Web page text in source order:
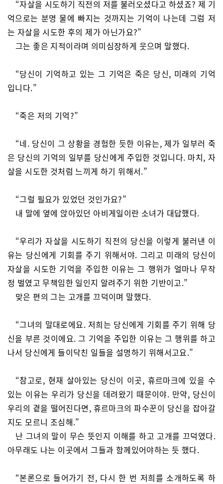
“자살을 시도하기 직전의 저를 불러오셨다고 하셨죠? 제 기
억으로는 분명 물에 빠지는 것까지는 기억이 나는데 그럼 저
는 자살을 시도한 후의 제가 아닌가요?”
그는 좋은 지적이라며 의미심장하게 웃으며 말했다.
“당신이 기억하고 있는 그 기억은 죽은 당신, 미래의 기억
입니다.”
“죽은 저의 기억?”
“네. 당신이 그 상황을 경험한 듯한 이유는, 제가 일부러 죽
은 당신의 기억의 일부를 당신에게 주입한 것입니다. 마치, 자
살을 시도한 것처럼 느끼게 하기 위해서.”
“그럴 필요가 있었던 것인가요?”
내 말에 옆에 앉아있던 아비게일이란 소녀가 대답했다.
“우리가 자살을 시도하기 직전의 당신을 이렇게 불러낸 이
유는 당신에게 기회를 주기 위해서야. 그리고 미래의 당신이
자살을 시도한 기억을 주입한 이유는 그 행위가 얼마나 무작
정 벌였고 무책임한 일인지 알려주기 위한 기반이고.”
맞은 편의 그는 고개를 끄덕이며 말했다.
“그녀의 말대로에요. 저희는 당신에게 기회를 주기 위해 당
신을 부른 것이에요. 그 기억을 주입한 이유는 그 행위를 하고
나서 당신에게 들이닥친 일들을 설명하기 위해서고요.”
“참고로, 현재 살아있는 당신이 이곳, 휴르마크에 있을 수
있는 이유는 우리가 당신을 데려왔기 때문이야. 만약, 당신이
우리의 곁을 떨어진다면, 휴르마크의 파수꾼이 당신을 잡아갈
지도 모르니 조심해.”
난 그녀의 말이 무슨 뜻인지 이해를 하고 고개를 끄덕였다.
아무래도 나는 이곳에서 그들과 함께있어야하는 듯 했다.
“본론으로 들어가기 전, 다시 한 번 저희를 소개하도록 하